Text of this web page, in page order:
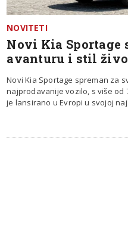
NOVITETI
Novi Kia Sportage
avanturu i stil
Novi Kia Sportage spreman za
najprodavanije vozilo, s više od
je lansirano u Evropi u svojoj